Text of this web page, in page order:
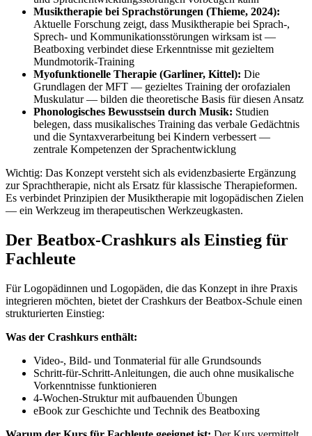
Musiktherapie bei Sprachstörungen (Thieme, 2024):
Aktuelle Forschung zeigt, dass Musiktherapie bei Sprach-,
Sprech- und Kommunikationsstörungen wirksam ist —
Beatboxing verbindet diese Erkenntnisse mit gezieltem
Mundmotorik-Training
Myofunktionelle Therapie (Garliner, Kittel): Die
Grundlagen der MFT — gezieltes Training der orofazialen
Muskulatur — bilden die theoretische Basis für diesen Ansatz
Phonologisches Bewusstsein durch Musik: Studien
belegen, dass musikalisches Training das verbale Gedächtnis
und die Syntaxverarbeitung bei Kindern verbessert —
zentrale Kompetenzen der Sprachentwicklung
Wichtig: Das Konzept versteht sich als evidenzbasierte Ergänzung
zur Sprachtherapie, nicht als Ersatz für klassische Therapieformen.
Es verbindet Prinzipien der Musiktherapie mit logopädischen Zielen
— ein Werkzeug im therapeutischen Werkzeugkasten.
Der Beatbox-Crashkurs als Einstieg für
Fachleute
Für Logopädinnen und Logopäden, die das Konzept in ihre Praxis
integrieren möchten, bietet der Crashkurs der Beatbox-Schule einen
strukturierten Einstieg:
Was der Crashkurs enthält:
Video-, Bild- und Tonmaterial für alle Grundsounds
Schritt-für-Schritt-Anleitungen, die auch ohne musikalische
Vorkenntnisse funktionieren
4-Wochen-Struktur mit aufbauenden Übungen
eBook zur Geschichte und Technik des Beatboxing